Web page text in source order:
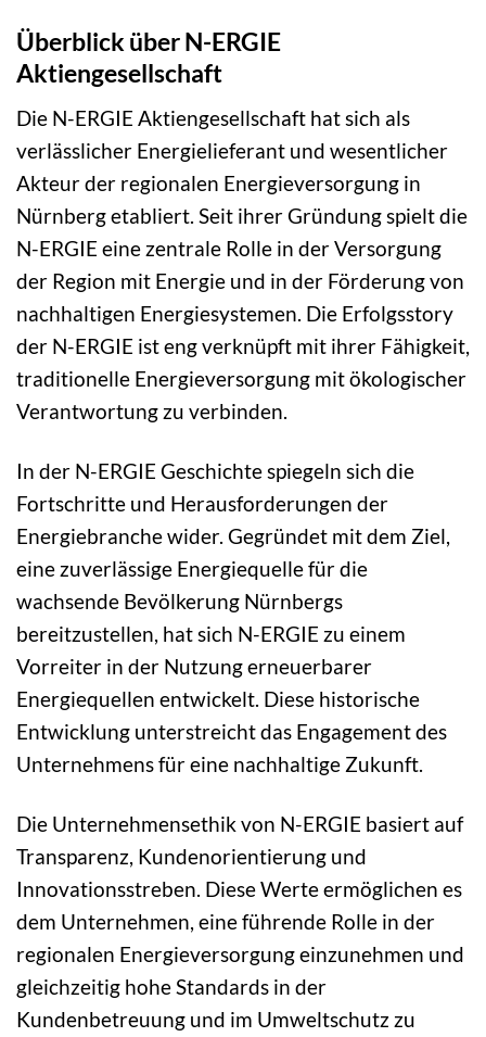
Überblick über N-ERGIE
Aktiengesellschaft
Die N-ERGIE Aktiengesellschaft hat sich als
verlässlicher Energielieferant und wesentlicher
Akteur der regionalen Energieversorgung in
Nürnberg etabliert. Seit ihrer Gründung spielt die
N-ERGIE eine zentrale Rolle in der Versorgung
der Region mit Energie und in der Förderung von
nachhaltigen Energiesystemen. Die Erfolgsstory
der N-ERGIE ist eng verknüpft mit ihrer Fähigkeit,
traditionelle Energieversorgung mit ökologischer
Verantwortung zu verbinden.
In der N-ERGIE Geschichte spiegeln sich die
Fortschritte und Herausforderungen der
Energiebranche wider. Gegründet mit dem Ziel,
eine zuverlässige Energiequelle für die
wachsende Bevölkerung Nürnbergs
bereitzustellen, hat sich N-ERGIE zu einem
Vorreiter in der Nutzung erneuerbarer
Energiequellen entwickelt. Diese historische
Entwicklung unterstreicht das Engagement des
Unternehmens für eine nachhaltige Zukunft.
Die Unternehmensethik von N-ERGIE basiert auf
Transparenz, Kundenorientierung und
Innovationsstreben. Diese Werte ermöglichen es
dem Unternehmen, eine führende Rolle in der
regionalen Energieversorgung einzunehmen und
gleichzeitig hohe Standards in der
Kundenbetreuung und im Umweltschutz zu